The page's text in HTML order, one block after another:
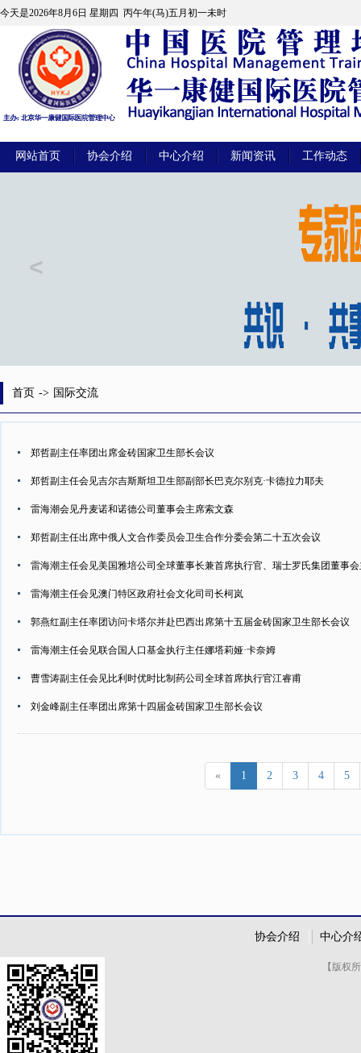
今天是2026年8月6日 星期四 丙午年(马)五月初一未时
网站首页 协会介绍 中心介绍 新闻资讯 工作动态
首页 -> 国际交流
郑哲副主任率团出席金砖国家卫生部长会议
郑哲副主任会见吉尔吉斯斯坦卫生部副部长巴克尔别克·卡德拉力耶夫
雷海潮会见丹麦诺和诺德公司董事会主席索文森
郑哲副主任出席中俄人文合作委员会卫生合作分委会第二十五次会议
雷海潮主任会见美国雅培公司全球董事长兼首席执行官、瑞士罗氏集团董事
雷海潮主任会见澳门特区政府社会文化司司长柯岚
郭燕红副主任率团访问卡塔尔并赴巴西出席第十五届金砖国家卫生部长会议
雷海潮主任会见联合国人口基金执行主任娜塔莉娅·卡奈姆
曹雪涛副主任会见比利时优时比制药公司全球首席执行官江睿甫
刘金峰副主任率团出席第十四届金砖国家卫生部长会议
« 1 2 3 4 5
协会介绍 中心介
【版权